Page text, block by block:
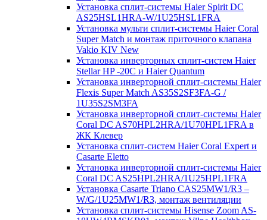
Установка сплит-системы Haier Spirit DC
AS25HSL1HRA-W/1U25HSL1FRA
Установка мульти сплит-системы Haier Coral
Super Match и монтаж приточного клапана
Vakio KIV New
Установка инверторных сплит-систем Haier
Stellar HP -20С и Haier Quantum
Установка инверторной сплит-системы Haier
Flexis Super Match AS35S2SF3FA-G /
1U35S2SM3FA
Установка инверторной сплит-системы Haier
Coral DC AS70HPL2HRA/1U70HPL1FRA в
ЖК Клевер
Установка сплит-систем Haier Coral Expert и
Casarte Eletto
Установка инверторной сплит-системы Haier
Coral DC AS25HPL2HRA/1U25HPL1FRA
Установка Casarte Triano CAS25MW1/R3 –
W/G/1U25MW1/R3, монтаж вентиляции
Установка сплит-системы Hisense Zoom AS-